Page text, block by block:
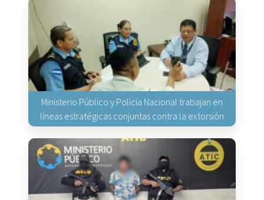
Ministerio Público y Policía Nacional trabajan en
líneas estratégicas conjuntas contra la extorsión